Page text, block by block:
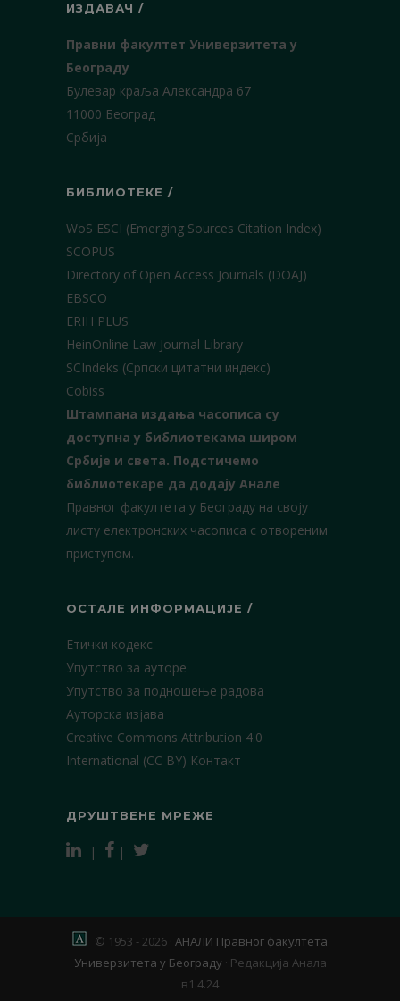
ИЗДАВАЧ /
Правни факултет Универзитета у
Београду
Булевар краља Александра 67
11000 Београд
Србија
БИБЛИОТЕКЕ /
WoS ESCI (Emerging Sources Citation Index)
SCOPUS
Directory of Open Access Journals (DOAJ)
EBSCO
ERIH PLUS
HeinOnline Law Journal Library
SCIndeks (Српски цитатни индекс)
Cobiss
Штампана издања часописа су
доступна у библиотекама широм
Србије и света. Подстичемо
библиотекаре да додају Анале
Правног факултета у Београду на своју
листу електронских часописа с отвореним
приступом.
ОСТАЛЕ ИНФОРМАЦИЈЕ /
Етички кодекс
Упутство за ауторе
Упутство за подношење радова
Ауторска изјава
Creative Commons Attribution 4.0
International (CC BY) Контакт
ДРУШТВЕНЕ МРЕЖЕ
| |
© 1953 - 2026 · АНАЛИ Правног факултета
Универзитета у Београду · Редакција Анала
в1.4.24